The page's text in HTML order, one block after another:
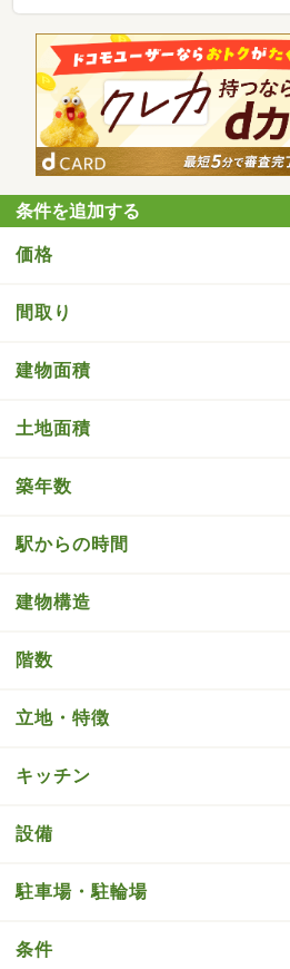
条件を追加する
価格
間取り
建物面積
土地面積
築年数
駅からの時間
建物構造
階数
立地・特徴
キッチン
設備
駐車場・駐輪場
条件